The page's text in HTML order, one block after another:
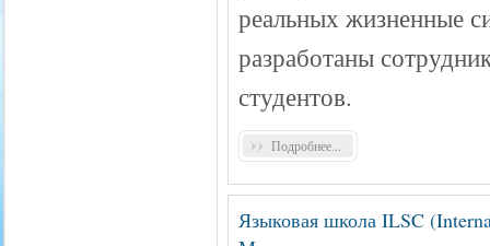
реальных жизненные
разработаны
студентов.
Подробнее...
Языковая школа ILSC